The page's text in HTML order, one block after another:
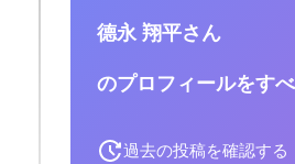
德永 翔平さん
のプロフィールをす
過去の投稿を確認する